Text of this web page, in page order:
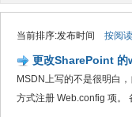
当前排序:发布时间 按阅
更改SharePoint
MSDN上写的不是很明白
方式注册 Web.config 项。